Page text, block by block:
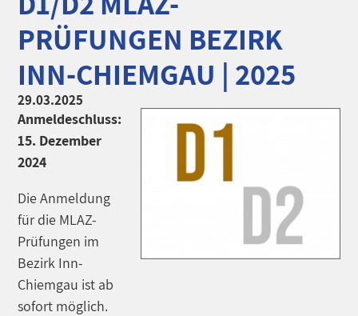
PRÜFUNGEN BEZIRK
INN-CHIEMGAU | 2025
29.03.2025
Anmeldeschluss:
15. Dezember
2024
Die Anmeldung
für die MLAZ-
Prüfungen im
Bezirk Inn-
Chiemgau ist ab
sofort möglich.